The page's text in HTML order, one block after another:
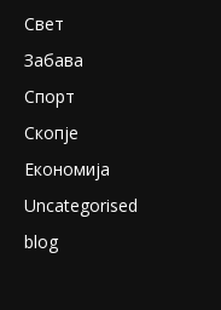
Свет
Забава
Спорт
Скопје
Економија
Uncategorised
blog